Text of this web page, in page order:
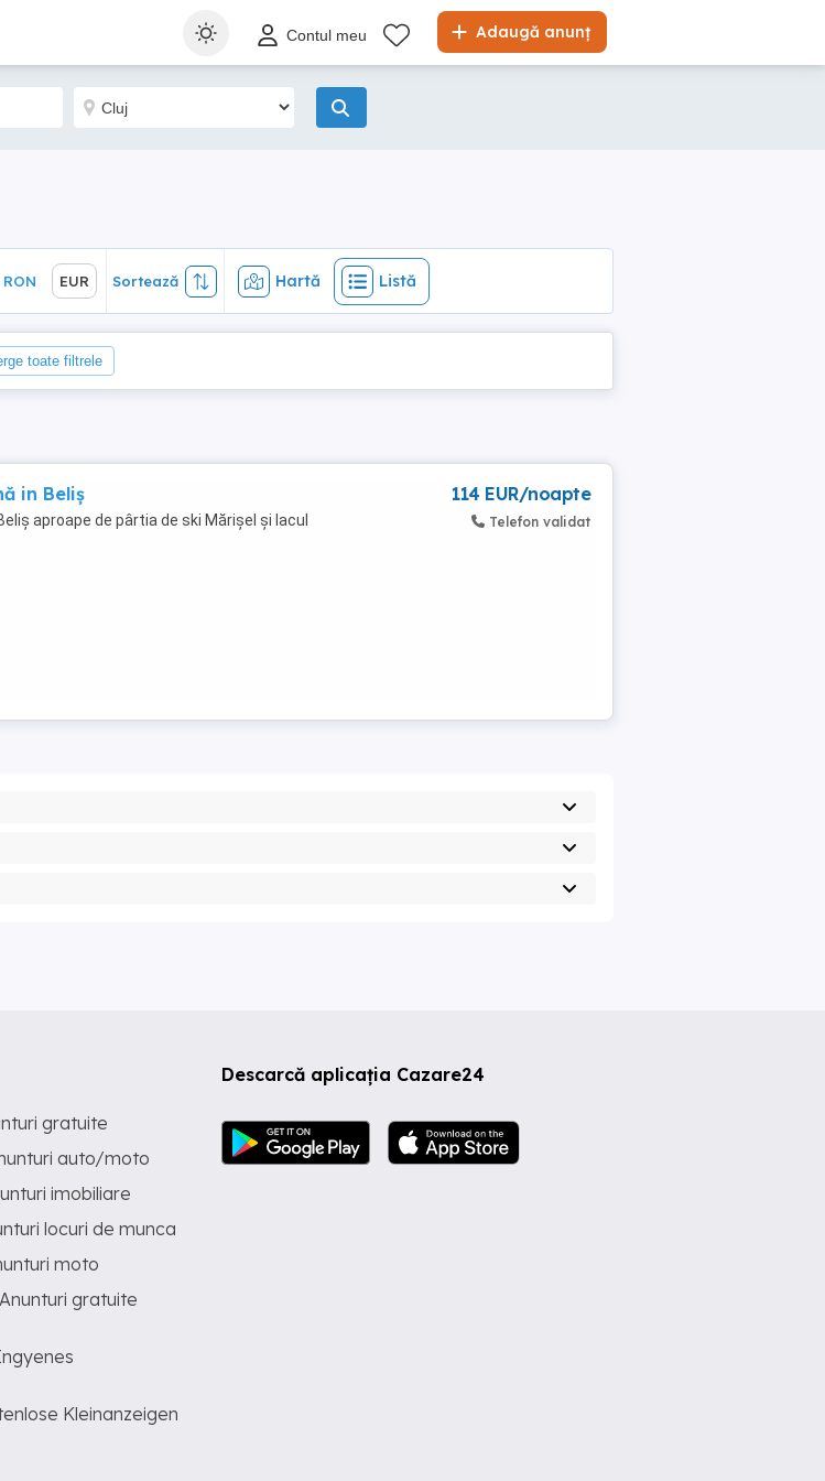
Adaugă anunț
Contul meu
Hartă Listă
RON EUR Sortează Hartă Listă
toate filtrele
in Beliș
aproape de pârtia de ski Mărișel și lacul
114 EUR/noapte
Telefon validat
Descarcă aplicația Cazare24
gratuite
auto/moto
imobiliare
locuri de munca
moto
gratuite
Kleinanzeigen